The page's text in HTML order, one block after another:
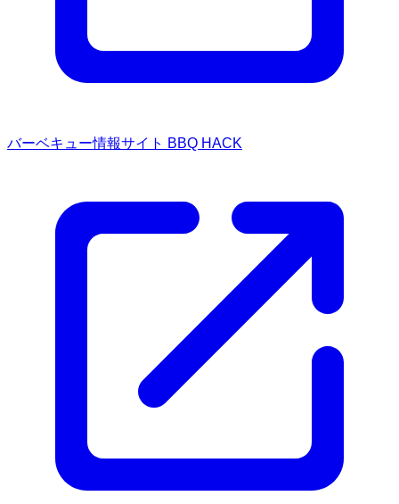
バーベキュー情報サイト BBQ HACK